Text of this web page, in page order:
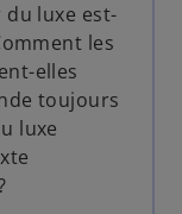
du luxe est-
les
elles
toujours
luxe